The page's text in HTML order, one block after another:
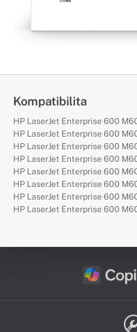
Kompatibilita
HP LaserJet Enterprise 600
HP LaserJet Enterprise 600
HP LaserJet Enterprise 600
HP LaserJet Enterprise 600
HP LaserJet Enterprise 600
HP LaserJet Enterprise 600
HP LaserJet Enterprise 600
HP LaserJet Enterprise 600